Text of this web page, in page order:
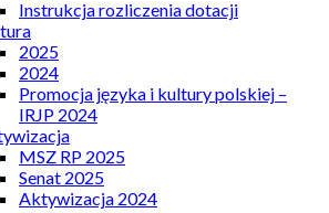
Instrukcja rozliczenia dotacji
2025
2024
Promocja języka i kultury polskiej –
IRJP 2024
MSZ RP 2025
Senat 2025
Aktywizacja 2024